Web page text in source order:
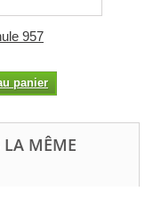
957
panier
LA MÊME